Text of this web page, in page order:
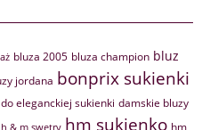
bluza 2005 bluza champion bluz
jordana bonprix sukienki
eleganckiej sukienki damskie bluzy
h & m swetry hm sukienko hm